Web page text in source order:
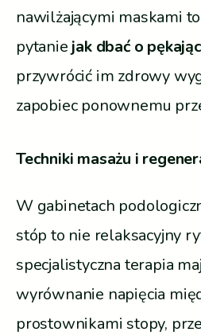
nawilżającymi maskami
pytanie jak dbać o
przywrócić im zdrowy
zapobiec ponownemu
Techniki masażu i
W gabinetach
stóp to nie relaksacyjny
specjalistyczna terapia
wyrównanie napięcia
prostownikami stopy,